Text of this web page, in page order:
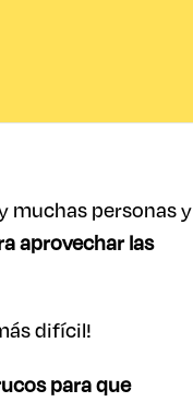
muchas personas y
aprovechar las
difícil!
para que